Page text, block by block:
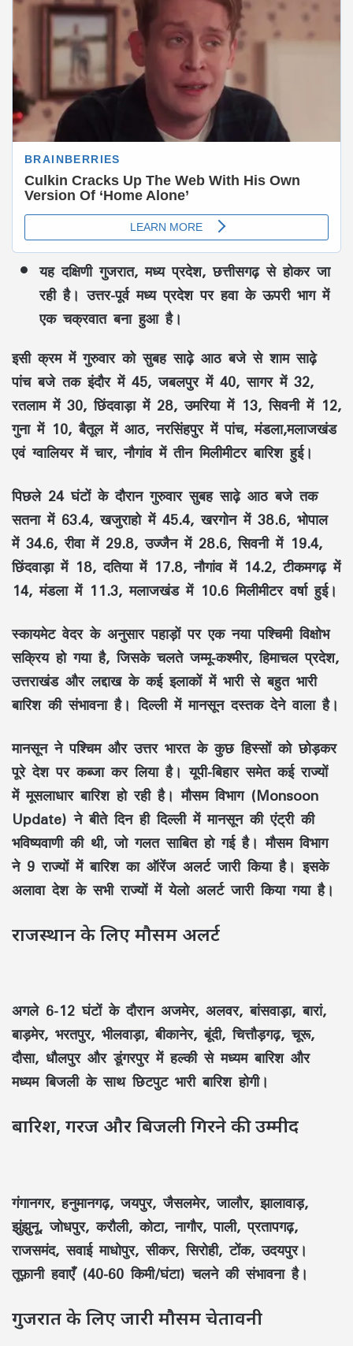
यह दक्षिणी गुजरात, मध्य प्रदेश, छत्तीसगढ़ से होकर जा
रही है। उत्तर-पूर्व मध्य प्रदेश पर हवा के ऊपरी भाग में
एक चक्रवात बना हुआ है।
इसी क्रम में गुरुवार को सुबह साढ़े आठ बजे से शाम साढ़े
पांच बजे तक इंदौर में 45, जबलपुर में 40, सागर में 32,
रतलाम में 30, छिंदवाड़ा में 28, उमरिया में 13, सिवनी में 12,
गुना में 10, बैतूल में आठ, नरसिंहपुर में पांच, मंडला,मलाजखंड
एवं ग्वालियर में चार, नौगांव में तीन मिलीमीटर बारिश हुई।
पिछले 24 घंटों के दौरान गुरुवार सुबह साढ़े आठ बजे तक
सतना में 63.4, खजुराहो में 45.4, खरगोन में 38.6, भोपाल
में 34.6, रीवा में 29.8, उज्जैन में 28.6, सिवनी में 19.4,
छिंदवाड़ा में 18, दतिया में 17.8, नौगांव में 14.2, टीकमगढ़ में
14, मंडला में 11.3, मलाजखंड में 10.6 मिलीमीटर वर्षा हुई।
स्‍कायमेट वेदर के अनुसार पहाड़ों पर एक नया पश्चिमी विक्षोभ
सक्रिय हो गया है, जिसके चलते जम्मू-कश्मीर, हिमाचल प्रदेश,
उत्तराखंड और लद्दाख के कई इलाकों में भारी से बहुत भारी
बारिश की संभावना है। दिल्ली में मानसून दस्तक देने वाला है।
मानसून ने पश्चिम और उत्तर भारत के कुछ हिस्सों को छोड़कर
पूरे देश पर कब्जा कर लिया है। यूपी-बिहार समेत कई राज्यों
में मूसलाधार बारिश हो रही है। मौसम विभाग (Monsoon
Update) ने बीते दिन ही दिल्ली में मानसून की एंट्री की
भविष्यवाणी की थी, जो गलत साबित हो गई है। मौसम विभाग
ने 9 राज्यों में बारिश का ऑरेंज अलर्ट जारी किया है। इसके
अलावा देश के सभी राज्यों में येलो अलर्ट जारी किया गया है।
राजस्थान के लिए मौसम अलर्ट
अगले 6-12 घंटों के दौरान अजमेर, अलवर, बांसवाड़ा, बारां,
बाड़मेर, भरतपुर, भीलवाड़ा, बीकानेर, बूंदी, चित्तौड़गढ़, चूरू,
दौसा, धौलपुर और डूंगरपुर में हल्की से मध्यम बारिश और
मध्यम बिजली के साथ छिटपुट भारी बारिश होगी।
बारिश, गरज और बिजली गिरने की उम्मीद
गंगानगर, हनुमानगढ़, जयपुर, जैसलमेर, जालौर, झालावाड़,
झुंझुनू, जोधपुर, करौली, कोटा, नागौर, पाली, प्रतापगढ़,
राजसमंद, सवाई माधोपुर, सीकर, सिरोही, टोंक, उदयपुर।
तूफ़ानी हवाएँ (40-60 किमी/घंटा) चलने की संभावना है।
गुजरात के लिए जारी मौसम चेतावनी